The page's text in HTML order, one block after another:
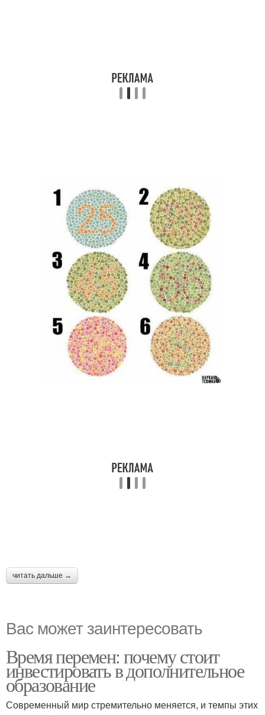
читать дальше →
Вас может заинтересовать
Время перемен: почему стоит
инвестировать в дополнительное
образование
Современный мир стремительно меняется, и темпы этих